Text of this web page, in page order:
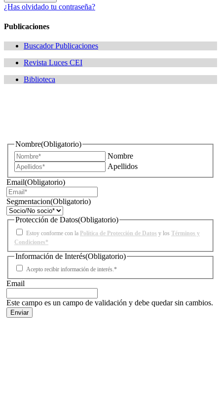
¿Has olvidado tu contraseña?
Publicaciones
Buscador Publicaciones
Revista Luces CEI
Biblioteca
Nombre(Obligatorio)
Nombre
Apellidos
Email(Obligatorio)
Segmentacion(Obligatorio)
Protección de Datos(Obligatorio)
Estoy conforme con la Política de Protección de Datos y los Términos y
Condiciones*
Información de Interés(Obligatorio)
Acepto recibir información de interés.*
Email
Este campo es un campo de validación y debe quedar sin cambios.